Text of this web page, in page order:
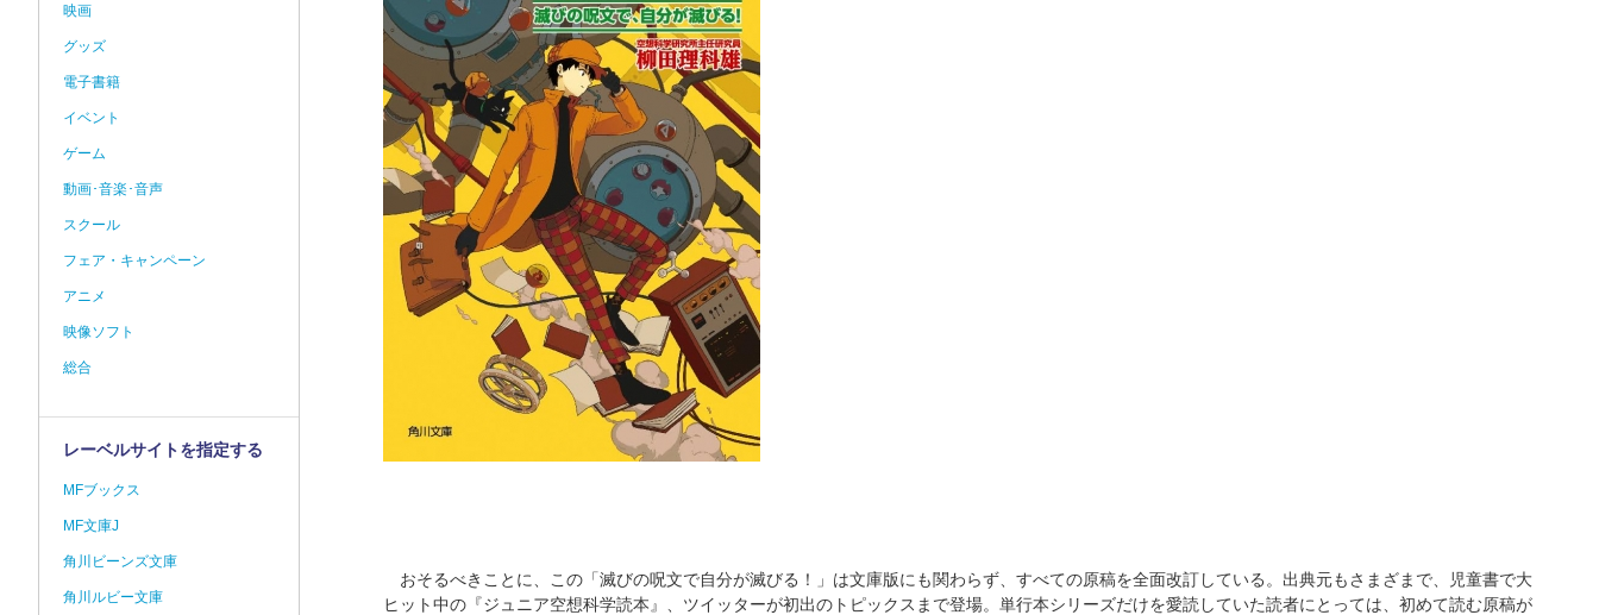
おそるべきことに、この「滅びの呪文で自分が滅びる！」は文庫版にも関わらず、すべての原稿を全面改訂している。出典元もさまざまで、児童書で大
ヒット中の『ジュニア空想科学読本』、ツイッターが初出のトピックスまで登場。単行本シリーズだけを愛読していた読者にとっては、初めて読む原稿が
映画
グッズ
電子書籍
イベント
ゲーム
動画･音楽･音声
スクール
フェア・キャンペーン
アニメ
映像ソフト
総合
レーベルサイトを指定する
MFブックス
MF文庫J
角川ビーンズ文庫
角川ルビー文庫